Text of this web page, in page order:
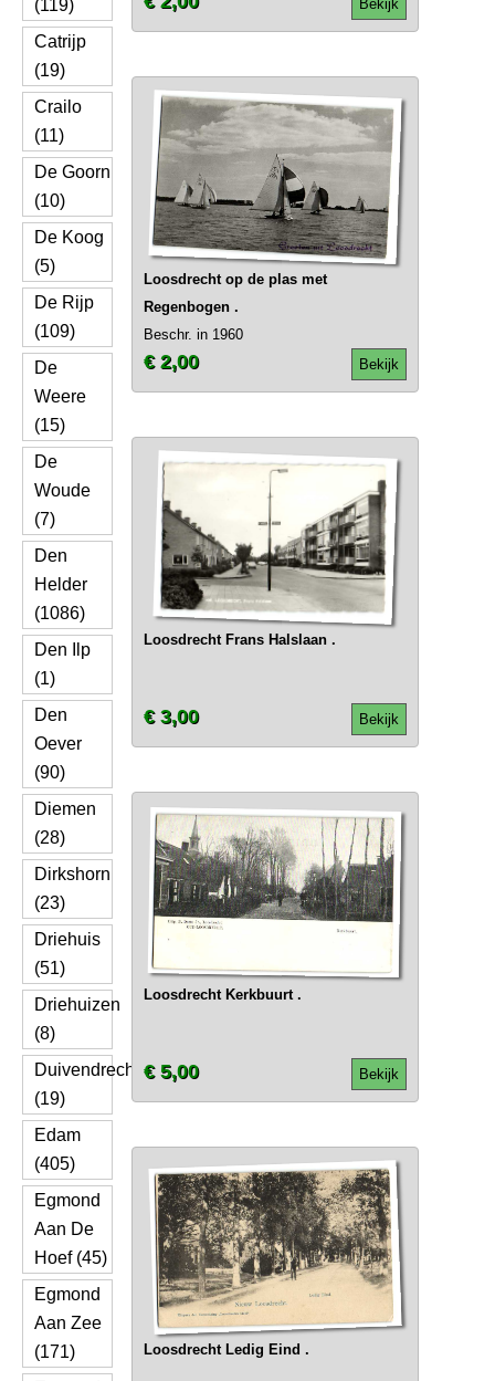
(119)
Catrijp
(19)
Crailo
(11)
De Goorn
(10)
De Koog
(5)
De Rijp
(109)
De
Weere
(15)
De
Woude
(7)
Den
Helder
(1086)
Den Ilp
(1)
Den
Oever
(90)
Diemen
(28)
Dirkshorn
(23)
Driehuis
(51)
Driehuizen
(8)
Duivendrecht
(19)
Edam
(405)
Egmond
Aan De
Hoef (45)
Egmond
Aan Zee
(171)
Bekijk
Loosdrecht op de plas met
Regenbogen .
Beschr. in 1960
Bekijk
€ 2,00
Loosdrecht Frans Halslaan .
Bekijk
€ 3,00
Loosdrecht Kerkbuurt .
Bekijk
€ 5,00
Loosdrecht Ledig Eind .